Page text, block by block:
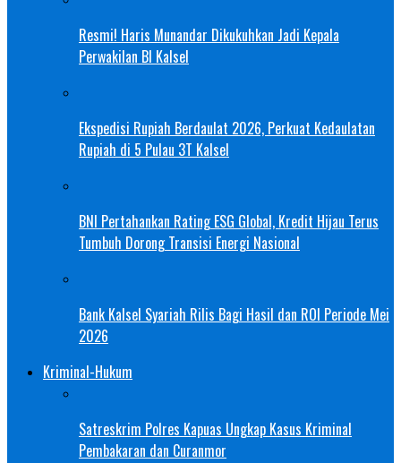
Resmi! Haris Munandar Dikukuhkan Jadi Kepala
Perwakilan BI Kalsel
Ekspedisi Rupiah Berdaulat 2026, Perkuat Kedaulatan
Rupiah di 5 Pulau 3T Kalsel
BNI Pertahankan Rating ESG Global, Kredit Hijau Terus
Tumbuh Dorong Transisi Energi Nasional
Bank Kalsel Syariah Rilis Bagi Hasil dan ROI Periode Mei
2026
Kriminal-Hukum
Satreskrim Polres Kapuas Ungkap Kasus Kriminal
Pembakaran dan Curanmor